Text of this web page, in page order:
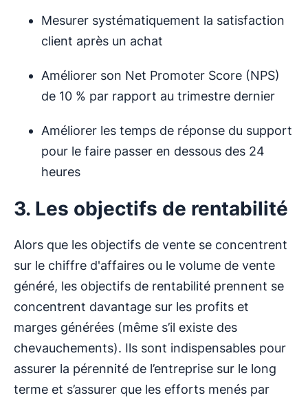
Mesurer systématiquement la satisfaction
client après un achat
Améliorer son Net Promoter Score (NPS)
de 10 % par rapport au trimestre dernier
Améliorer les temps de réponse du support
pour le faire passer en dessous des 24
heures
3. Les objectifs de rentabilité
Alors que les objectifs de vente se concentrent
sur le chiffre d'affaires ou le volume de vente
généré, les objectifs de rentabilité prennent se
concentrent davantage sur les profits et
marges générées (même s’il existe des
chevauchements). Ils sont indispensables pour
assurer la pérennité de l’entreprise sur le long
terme et s’assurer que les efforts menés par